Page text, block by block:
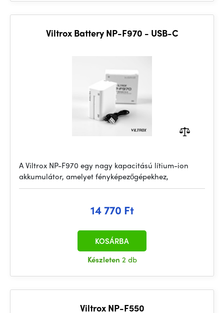
Viltrox Battery NP-F970 - USB-C
A Viltrox NP-F970 egy nagy kapacitású lítium-ion
akkumulátor, amelyet fényképezőgépekhez,
14 770 Ft
Készleten 2 db
KOSÁRBA
Viltrox NP-F550